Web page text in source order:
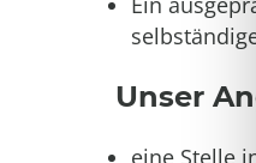
Unser